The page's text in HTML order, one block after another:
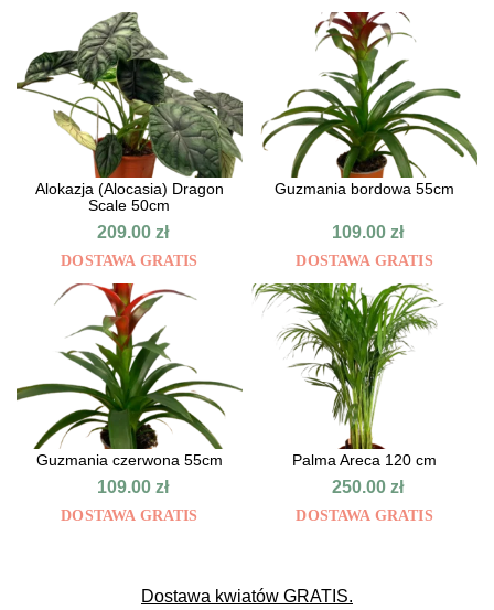
Alokazja (Alocasia) Dragon
Scale 50cm
209.00 zł
DOSTAWA GRATIS
Guzmania bordowa 55cm
109.00zł
DOSTAWA GRATIS
Guzmania czerwona 55cm
109.00 zł
DOSTAWA GRATIS
Palma Areca 120 cm
250.00zł
DOSTAWA GRATIS
Dostawa kwiatów GRATIS.